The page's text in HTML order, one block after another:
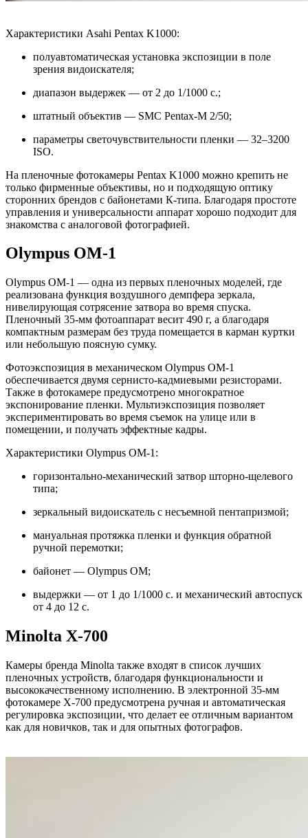
Характеристики Asahi Pentax K1000:
полуавтоматическая установка экспозиции в поле
зрения видоискателя;
диапазон выдержек — от 2 до 1/1000 с.;
штатный объектив — SMC Pentax-M 2/50;
параметры светочувствительности пленки — 32–3200
ISO.
На пленочные фотокамеры Pentax K1000 можно крепить не
только фирменные объективы, но и подходящую оптику
сторонних брендов с байонетами К-типа. Благодаря простоте
управления и универсальности аппарат хорошо подходит для
знакомства с аналоговой фотографией.
Olympus OM-1
Olympus OM-1 — одна из первых пленочных моделей, где
реализована функция воздушного демпфера зеркала,
нивелирующая сотрясение затвора во время спуска.
Пленочный 35-мм фотоаппарат весит 490 г, а благодаря
компактным размерам без труда помещается в карман куртки
или небольшую поясную сумку.
Фотоэкспозиция в механическом Olympus OM-1
обеспечивается двумя сернисто-кадмиевыми резисторами.
Также в фотокамере предусмотрено многократное
экспонирование пленки. Мультиэкспозиция позволяет
экспериментировать во время съемок на улице или в
помещении, и получать эффектные кадры.
Характеристики Olympus OM-1:
горизонтально-механический затвор шторно-щелевого
типа;
зеркальный видоискатель с несъемной пентапризмой;
мануальная протяжка пленки и функция обратной
ручной перемотки;
байонет — Olympus OM;
выдержки — от 1 до 1/1000 с. и механический автоспуск
от 4 до 12 с.
Minolta X-700
Камеры бренда Minolta также входят в список лучших
пленочных устройств, благодаря функциональности и
высококачественному исполнению. В электронной 35-мм
фотокамере X-700 предусмотрена ручная и автоматическая
регулировка экспозиции, что делает ее отличным вариантом
как для новичков, так и для опытных фотографов.